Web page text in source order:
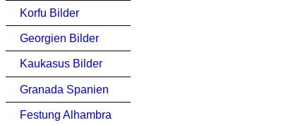
Korfu Bilder
Georgien Bilder
Kaukasus Bilder
Granada Spanien
Festung Alhambra